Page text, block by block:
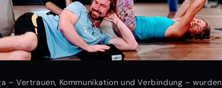
– Vertrauen, Kommunikation und Verbindung – wurden